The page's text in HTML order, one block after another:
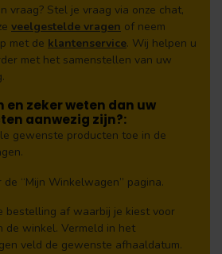
vraag? Stel je vraag via onze chat,
veelgestelde vragen of neem
met de klantenservice. Wij helpen u
met het samenstellen van uw
en zeker weten dan uw
aanwezig zijn?:
gewenste producten toe in de
de “Mijn Winkelwagen” pagina.
bestelling af waarbij je kiest voor
de winkel. Vermeld in het
veld de gewenste afhaaldatum.